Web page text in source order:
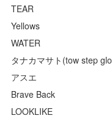
TEAR
Yellows
WATER
タナカマサト(tow step
アスエ
Brave Back
LOOKLIKE